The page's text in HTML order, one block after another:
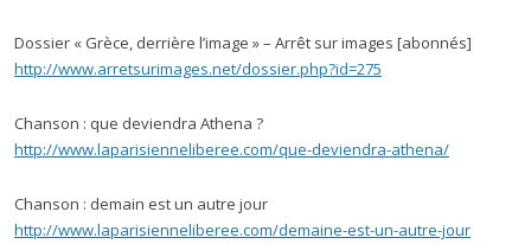
Dossier « Grèce, derrière l’image » – Arrêt sur images [abonnés]
http://www.arretsurimages.net/dossier.php?id=275
Chanson : que deviendra Athena ?
http://www.laparisienneliberee.com/que-deviendra-athena/
Chanson : demain est un autre jour
http://www.laparisienneliberee.com/demaine-est-un-autre-jour